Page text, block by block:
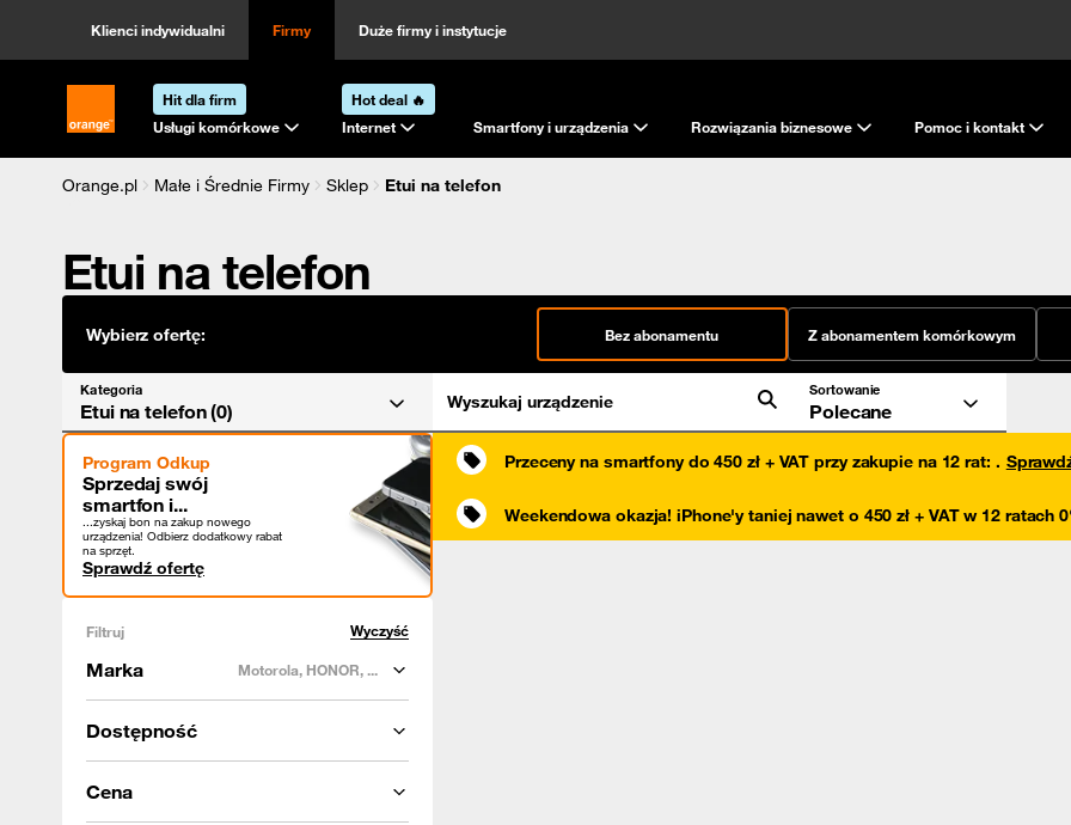
Klienci indywidualni Firmy Duże firmy i instytucje
Strona główna Orange.pl
Hit dla firm
Usługi komórkowe
Hot deal 🔥
Internet
Smartfony i urządzenia Rozwiązania biznesowe Pomoc i kontakt
Orange.pl Małe i Średnie Firmy Sklep
Etui na telefon
Etui na telefon
Wybierz ofertę: Bez abonamentu Z abonamentem komórkowym
Kategoria
Etui na telefon (0) Wyszukaj urządzenie
Sortowanie
Polecane
Program Odkup
Sprzedaj swój
smartfon i...
...zyskaj bon na zakup nowego
urządzenia! Odbierz dodatkowy rabat
na sprzęt.
Sprawdź ofertę
Filtruj Wyczyść
Marka Motorola, HONOR, ...
Dostępność
Cena
Przeceny na smartfony do 450 zł + VAT przy zakupie na 12 rat: .
Weekendowa okazja! iPhone'y taniej nawet o 450 zł + VAT w 12 ratach